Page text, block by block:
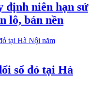
định niên hạn sử
lô, bán nền
sổ đỏ tại Hà